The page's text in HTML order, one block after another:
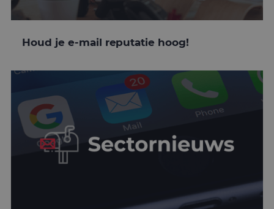
Houd je e-mail reputatie hoog!